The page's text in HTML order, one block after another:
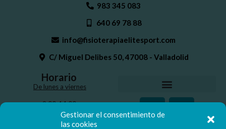
Gestionar el consentimiento de
las cookies
983 345 083
640 69 78 88
info@fisioterapiaelitesport.com
C/ Miguel Delibes 50, 47008 - Valladolid
Horario
De lunes a viernes
9:00-14:00
16:30-20:30